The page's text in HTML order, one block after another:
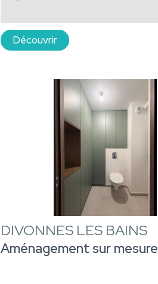
Découvrir
DIVONNES LES BAINS
Aménagement sur mesure